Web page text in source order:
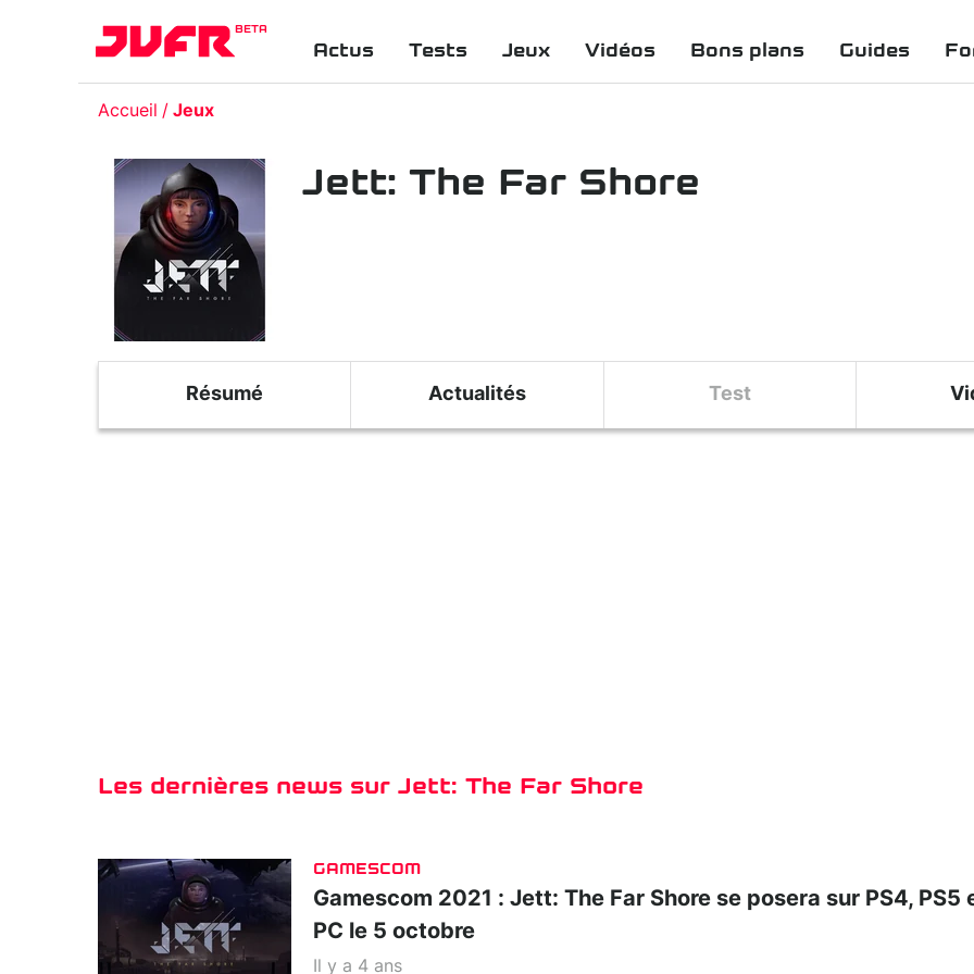
BETA
Actus Tests Jeux Vidéos Bons plans Guides
Accueil Jeux
Jett: The Far Shore
Résumé Actualités Test
Les dernières news sur Jett: The Far Shore
GAMESCOM
Gamescom 2021 : Jett: The Far Shore se posera sur PS4, PS5
PC le 5 octobre
Il y a 4 ans